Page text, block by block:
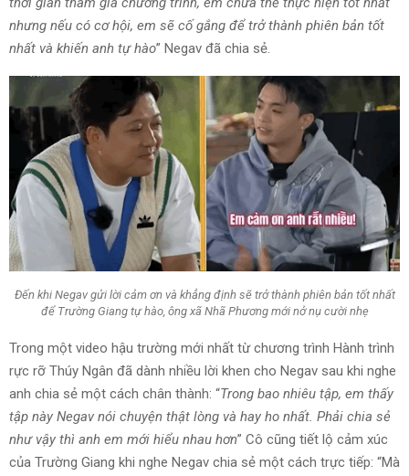
nhưng nếu có cơ hội, em sẽ cố gắng để trở thành phiên bản tốt
nhất và khiến anh tự hào” Negav đã chia sẻ.
Đến khi Negav gửi lời cảm ơn và khẳng định sẽ trở thành phiên bản tốt nhất
để Trường Giang tự hào, ông xã Nhã Phương mới nở nụ cười nhẹ
Trong một video hậu trường mới nhất từ chương trình Hành trình
rực rỡ Thúy Ngân đã dành nhiều lời khen cho Negav sau khi nghe
anh chia sẻ một cách chân thành: “Trong bao nhiêu tập, em thấy
tập này Negav nói chuyện thật lòng và hay ho nhất. Phải chia sẻ
như vậy thì anh em mới hiểu nhau hơn” Cô cũng tiết lộ cảm xúc
của Trường Giang khi nghe Negav chia sẻ một cách trực tiếp: “Mà